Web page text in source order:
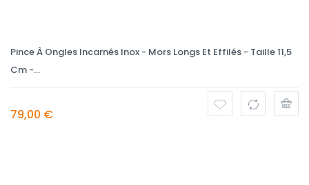
Pince À Ongles Incarnés Inox - Mors Longs Et Effilés - Taille 11,5
Cm -...
79,00 €